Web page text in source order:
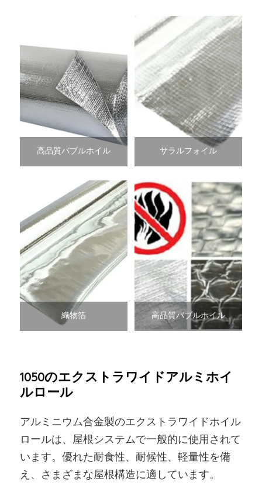
高品質バブルホイル サラルフォイル
織物箔 高品質バブルホイル
1050のエクストラワイドアルミホイ
ルロール
アルミニウム合金製のエクストラワイドホイル
ロールは、屋根システムで一般的に使用されて
います。優れた耐食性、耐候性、軽量性を備
え、さまざまな屋根構造に適しています。